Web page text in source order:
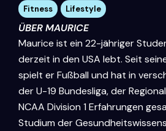
Fitness Lifestyle
ÜBER MAURICE
Maurice ist ein 22-jähriger
derzeit in den USA lebt. Seit
spielt er Fußball und hat in
der U-19 Bundesliga, der
NCAA Division 1 Erfahrungen
Studium der